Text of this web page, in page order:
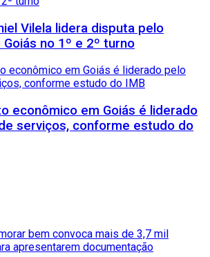
Vilela lidera disputa pelo
no 1º e 2º turno
econômico em Goiás é liderado
serviços, conforme estudo do